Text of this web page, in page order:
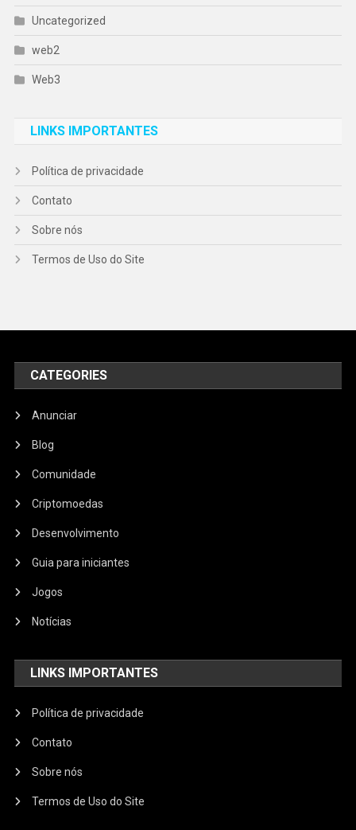
Uncategorized
web2
Web3
LINKS IMPORTANTES
Política de privacidade
Contato
Sobre nós
Termos de Uso do Site
CATEGORIES
Anunciar
Blog
Comunidade
Criptomoedas
Desenvolvimento
Guia para iniciantes
Jogos
Notícias
LINKS IMPORTANTES
Política de privacidade
Contato
Sobre nós
Termos de Uso do Site